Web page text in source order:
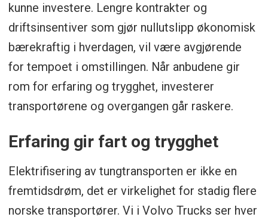
kunne investere. Lengre kontrakter og
driftsinsentiver som gjør nullutslipp økonomisk
bærekraftig i hverdagen, vil være avgjørende
for tempoet i omstillingen. Når anbudene gir
rom for erfaring og trygghet, investerer
transportørene og overgangen går raskere.
Erfaring gir fart og trygghet
Elektrifisering av tungtransporten er ikke en
fremtidsdrøm, det er virkelighet for stadig flere
norske transportører. Vi i Volvo Trucks ser hver